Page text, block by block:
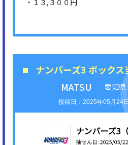
・１３,３００円
ナンバーズ3 ボックス
MATSU
愛知県
2025年05月24